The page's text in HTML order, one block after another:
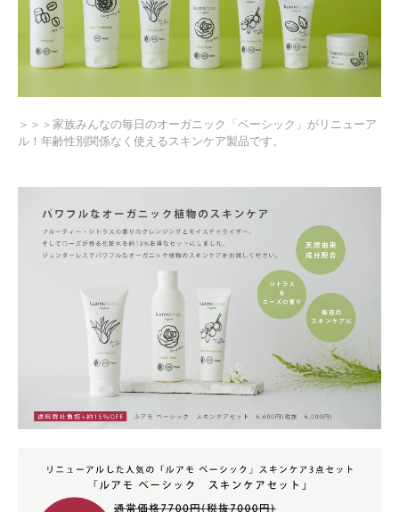
＞＞＞家族みんなの毎日のオーガニック「ベーシック」がリニューア
ル！年齢性別関係なく使えるスキンケア製品です。